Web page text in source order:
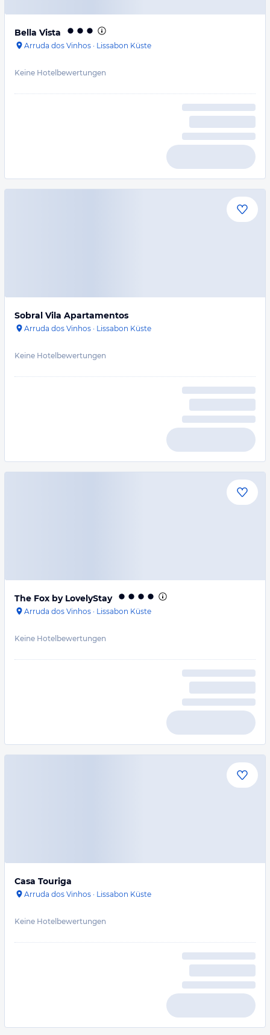
Bella Vista
Arruda dos Vinhos · Lissabon Küste
Keine Hotelbewertungen
Sobral Vila Apartamentos
Arruda dos Vinhos · Lissabon Küste
Keine Hotelbewertungen
The Fox by LovelyStay
Arruda dos Vinhos · Lissabon Küste
Keine Hotelbewertungen
Casa Touriga
Arruda dos Vinhos · Lissabon Küste
Keine Hotelbewertungen